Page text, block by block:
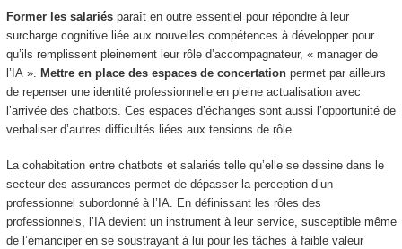
Former les salariésparaît en outre essentiel pour répondre à leur
surcharge cognitive liée aux nouvelles compétences à développer pour
qu’ils remplissent pleinement leur rôle d’accompagnateur, « manager de
l’IA ».
Mettre en place des espaces de concertationpermet par ailleurs
de repenser une identité professionnelle en pleine actualisation avec
l’arrivée des chatbots. Ces espaces d’échanges sont aussi l’opportunité de
verbaliser d’autres difficultés liées aux tensions de rôle.
La cohabitation entre chatbots et salariés telle qu’elle se dessine dans le
secteur des assurances permet de dépasser la perception d’un
professionnel subordonné à l’IA. En définissant les rôles des
professionnels, l’IA devient un instrument à leur service, susceptible même
de l’émanciper en se soustrayant à lui pour les tâches à faible valeur